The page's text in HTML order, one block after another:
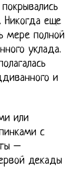
Никогда еще
мере полной
уклада.
и
или
с
–
декады